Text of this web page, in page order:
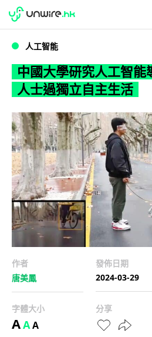
WWDC 2026
人工智能
中國大學研究人工智能
人士過獨立自主生活
作者
唐美鳳
發佈日期
2024-03-29
字體大小
AAA
分享